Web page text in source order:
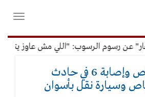
فتح
عن رسوم الرسوب: "اللي مش عاوز يتعلم
مصرع 3 أشخاص وإصابة 6 في حادث
وسيارة نقل بأسوان